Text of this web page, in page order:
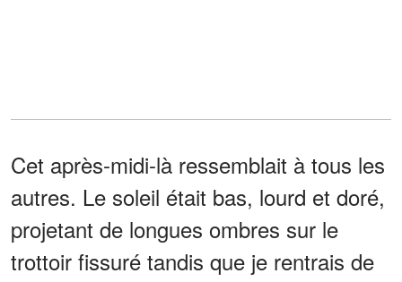
Cet après-midi-là ressemblait à tous les
autres. Le soleil était bas, lourd et doré,
projetant de longues ombres sur le
trottoir fissuré tandis que je rentrais de